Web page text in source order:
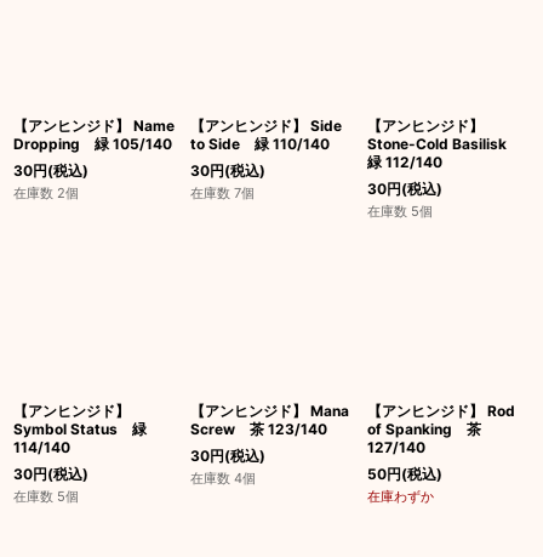
【アンヒンジド】 Name
Dropping 緑 105/140
30円(税込)
在庫数 2個
【アンヒンジド】 Side
to Side 緑 110/140
30円(税込)
在庫数 7個
【アンヒンジド】
Stone-Cold Basilisk
緑 112/140
30円(税込)
在庫数 5個
【アンヒンジド】
Symbol Status 緑
114/140
30円(税込)
在庫数 5個
【アンヒンジド】 Mana
Screw 茶 123/140
30円(税込)
在庫数 4個
【アンヒンジド】 Rod
of Spanking 茶
127/140
50円(税込)
在庫わずか